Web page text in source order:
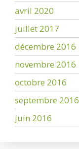
avril 2020
juillet 2017
décembre 2016
novembre 2016
octobre 2016
septembre 2016
juin 2016